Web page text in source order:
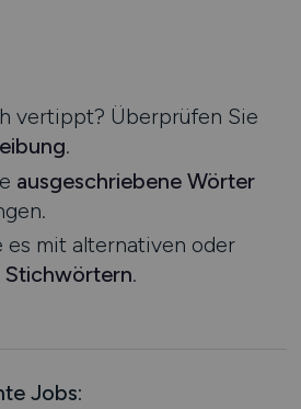
/ Luft- / Seefracht
/ Handel
vertippt? Überprüfen Sie
.
ausgeschriebene Wörter
es mit alternativen oder
Stichwörtern.
Jobs: